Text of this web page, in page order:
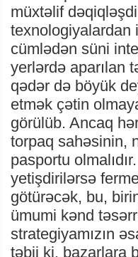
müxtəlif
texnologiyalardan
cümlədən süni
yerlərdə aparılan
qədər də böyük
etmək çətin
görülüb. Ancaq
torpaq sahəsinin,
pasportu
yetişdirilərsə
götürəcək, bu,
ümumi kənd
strategiyamızın
təbii ki, bazarlara